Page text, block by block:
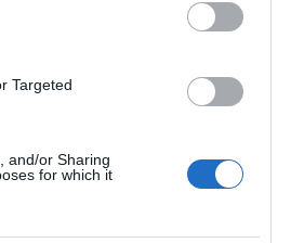
Targeted
and/or Sharing
for which it